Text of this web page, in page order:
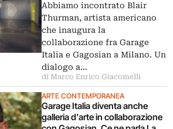
Abbiamo incontrato Blair
Thurman, artista americano
che inaugura la
collaborazione fra Garage
Italia e Gagosian a Milano. Un
dialogo a…
di Marco Enrico Giacomelli
ARTE CONTEMPORANEA
Garage Italia diventa anche
galleria d’arte in collaborazione